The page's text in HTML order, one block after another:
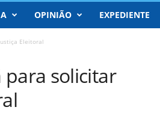
OPINIÃO EXPEDIENTE
Eleitoral
para solicitar